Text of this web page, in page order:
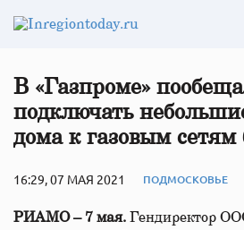
В «Газпроме»
подключать
дома к газовым сетям
16:29, 07 МАЯ 2021 ПОДМОСКОВЬЕ
РИАМО – 7 мая. Гендиректор